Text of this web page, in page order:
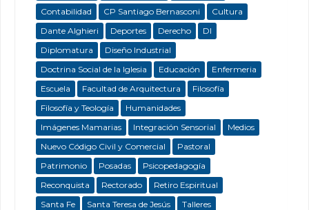
Contabilidad
CP Santiago Bernasconi
Cultura
Dante Alghieri
Deportes Derecho
DI
Diplomatura
Diseño Industrial
Doctrina Social de la Iglesia
Educación
Enfermeria
Escuela
Facultad de Arquitectura
Filosofía
Filosofía y Teología
Humanidades
Imágenes Mamarias
Integración Sensorial
Medios
Nuevo Código Civil y Comercial
Pastoral
Patrimonio
Posadas
Psicopedagogía
Reconquista
Rectorado
Retiro Espiritual
Santa Fe
Santa Teresa de Jesús
Talleres